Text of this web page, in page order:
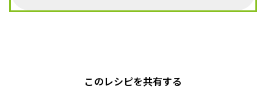
このレシピを共有する